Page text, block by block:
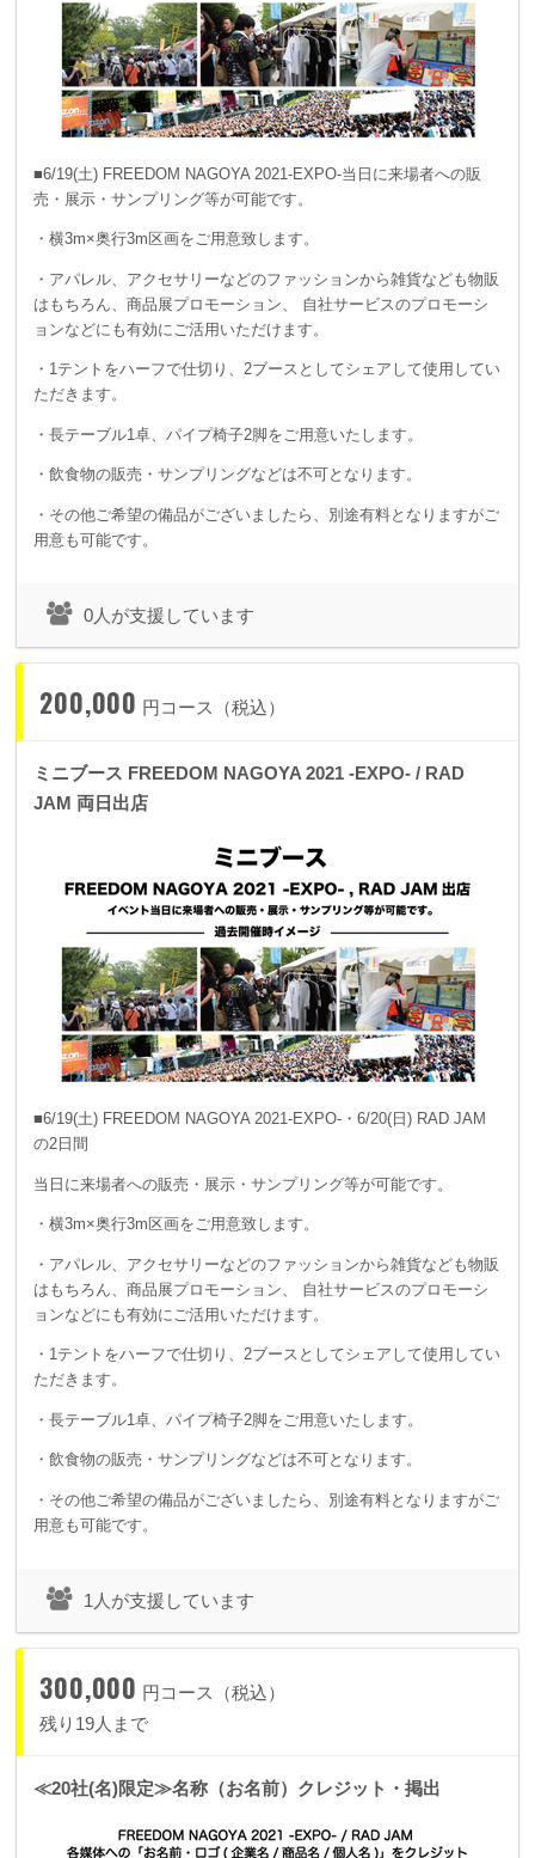
■6/19(土) FREEDOM NAGOYA 2021-EXPO-当日に来場者への販
売・展示・サンプリング等が可能です。
・横3m×奥行3m区画をご用意致します。
・アパレル、アクセサリーなどのファッションから雑貨なども物販
はもちろん、商品展プロモーション、 自社サービスのプロモーシ
ョンなどにも有効にご活用いただけます。
・1テントをハーフで仕切り、2ブースとしてシェアして使用してい
ただきます。
・長テーブル1卓、パイプ椅子2脚をご用意いたします。
・飲食物の販売・サンプリングなどは不可となります。
・その他ご希望の備品がございましたら、別途有料となりますがご
用意も可能です。
0人が支援しています
200,000 円コース（税込）
ミニブース FREEDOM NAGOYA 2021 -EXPO- / RAD
JAM 両日出店
■6/19(土) FREEDOM NAGOYA 2021-EXPO-・6/20(日) RAD JAM
の2日間
当日に来場者への販売・展示・サンプリング等が可能です。
・横3m×奥行3m区画をご用意致します。
・アパレル、アクセサリーなどのファッションから雑貨なども物販
はもちろん、商品展プロモーション、 自社サービスのプロモーシ
ョンなどにも有効にご活用いただけます。
・1テントをハーフで仕切り、2ブースとしてシェアして使用してい
ただきます。
・長テーブル1卓、パイプ椅子2脚をご用意いたします。
・飲食物の販売・サンプリングなどは不可となります。
・その他ご希望の備品がございましたら、別途有料となりますがご
用意も可能です。
1人が支援しています
300,000 円コース（税込）
残り19人まで
≪20社(名)限定≫名称（お名前）クレジット・掲出